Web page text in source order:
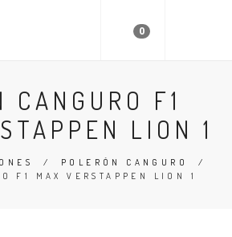
0
CANGURO F1
LION 1
/ POLERÓN CANGURO
/
F1 MAX VERSTAPPEN LION 1